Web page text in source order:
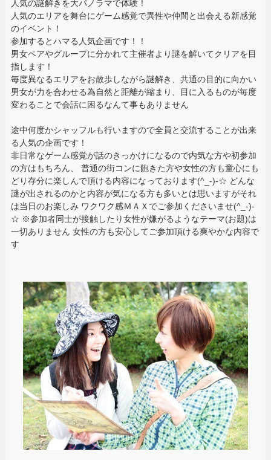
人気の謎解きを大パノラマで体験！
人気のエリアを舞台にゲーム感覚で異性や仲間と出会える新感覚
のイベント！
参加するとハマる人気企画です！！
男女ペアやグループに分かれて主催者より謎を解いてクリアを目
指します！
毎度異なるエリアをお散歩しながら謎解き、共通の目的に向かい
男女が力を合わせる為自然と距離が縮まり、目に入るものが毎度
変わることで会話に困るなんて事もありません
途中何度かシャッフルも行いますので全員と交流することが出来
る人気の企画です！
非日常なゲーム感覚が話のきっかけになるので内気な方や初参加
の方はもちろん、 普通の街コンに飽きた方や女性の方も童心にも
どり存分に楽しんで頂ける内容になっております(^_-)-☆ どんな
謎が出されるのかと内容が気になる方も多いとは思いますがそれ
は当日のお楽しみ ワクワク感ＭＡＸでご参加くださいませ(^_-)-
☆ ※参加者同士が接触したり女性が嫌がるようなテーマ(お題)は
一切ありません 女性の方も安心してご参加頂ける爽やかな内容で
す